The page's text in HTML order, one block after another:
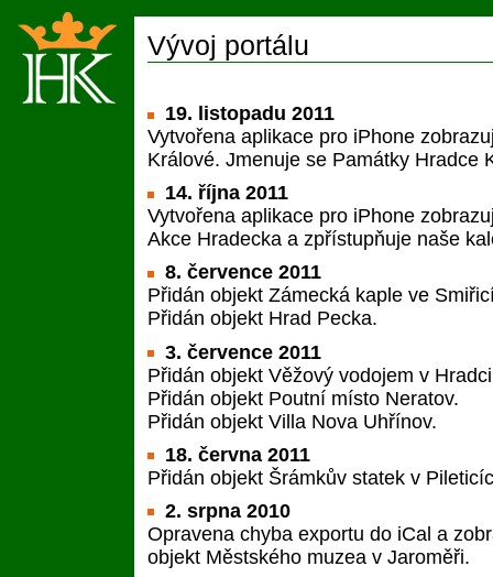
Vývoj portálu
19. listopadu 2011
Vytvořena aplikace pro iPhone
Králové. Jmenuje se Památky Hradce
14. října 2011
Vytvořena aplikace pro iPhone
Akce Hradecka a zpřístupňuje naše
8. července 2011
Přidán objekt Zámecká kaple ve
Přidán objekt Hrad Pecka.
3. července 2011
Přidán objekt Věžový vodojem v
Přidán objekt Poutní místo Neratov.
Přidán objekt Villa Nova Uhřínov.
18. června 2011
Přidán objekt Šrámkův statek v
2. srpna 2010
Opravena chyba exportu do iCal a
objekt Městského muzea v Jaroměři.